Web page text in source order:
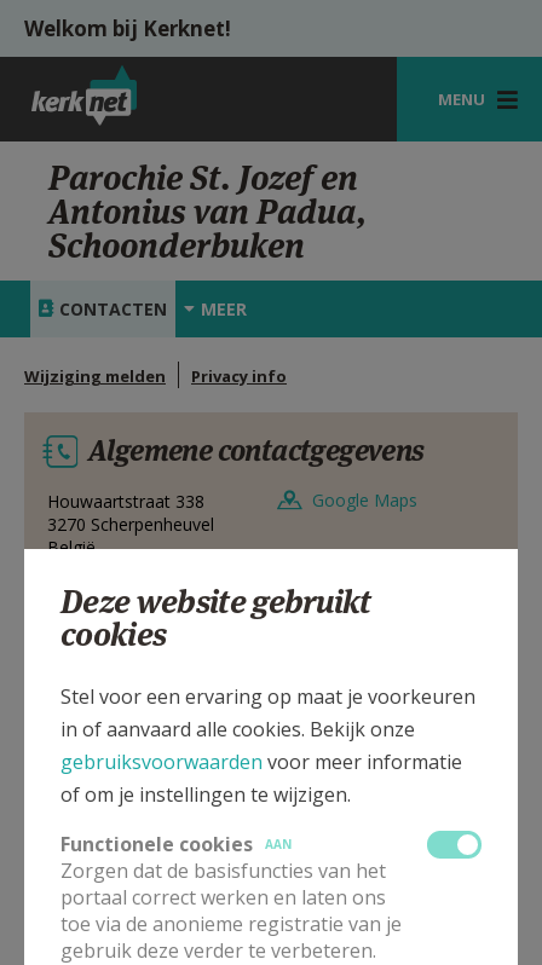
Overslaan en naar de inhoud gaan
Welkom bij Kerknet!
MENU
STARTPAGINA
KERK
SHOP
ZOEKEN
MIJN PAROCHIE
AANMELDEN OF REGISTREREN
Parochie St. Jozef en
Antonius van Padua,
Schoonderbuken
CONTACTEN MEER
Wijziging melden Privacy info
Algemene contactgegevens
Houwaartstraat 338
3270 Scherpenheuvel
België
013 77 15 13
Google Maps
Houwaartstraat 338, 3270 Scherpenheuvel
Deze website gebruikt
cookies
Stel voor een ervaring op maat je voorkeuren
in of aanvaard alle cookies. Bekijk onze
gebruiksvoorwaarden voor meer informatie
of om je instellingen te wijzigen.
Functionele cookies
AAN
Zorgen dat de basisfuncties van het
portaal correct werken en laten ons
toe via de anonieme registratie van je
gebruik deze verder te verbeteren.